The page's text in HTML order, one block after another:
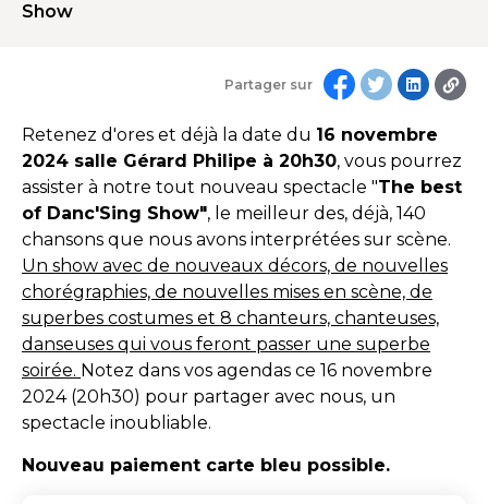
Partager sur
Show
Retenez d'ores et déjà la date du 16 novembre
2024 salle Gérard Philipe à 20h30, vous pourrez
assister à notre tout nouveau spectacle "The best
of Danc'Sing Show", le meilleur des, déjà, 140
chansons que nous avons interprétées sur scène.
Un show avec de nouveaux décors, de nouvelles
chorégraphies, de nouvelles mises en scène, de
superbes costumes et 8 chanteurs, chanteuses,
danseuses qui vous feront passer une superbe
soirée. Notez dans vos agendas ce 16 novembre
2024 (20h30) pour partager avec nous, un
spectacle inoubliable.
Nouveau paiement carte bleu possible.